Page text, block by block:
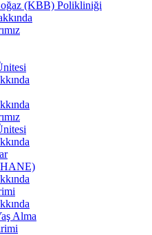
(KBB) Polikliniği
Alma